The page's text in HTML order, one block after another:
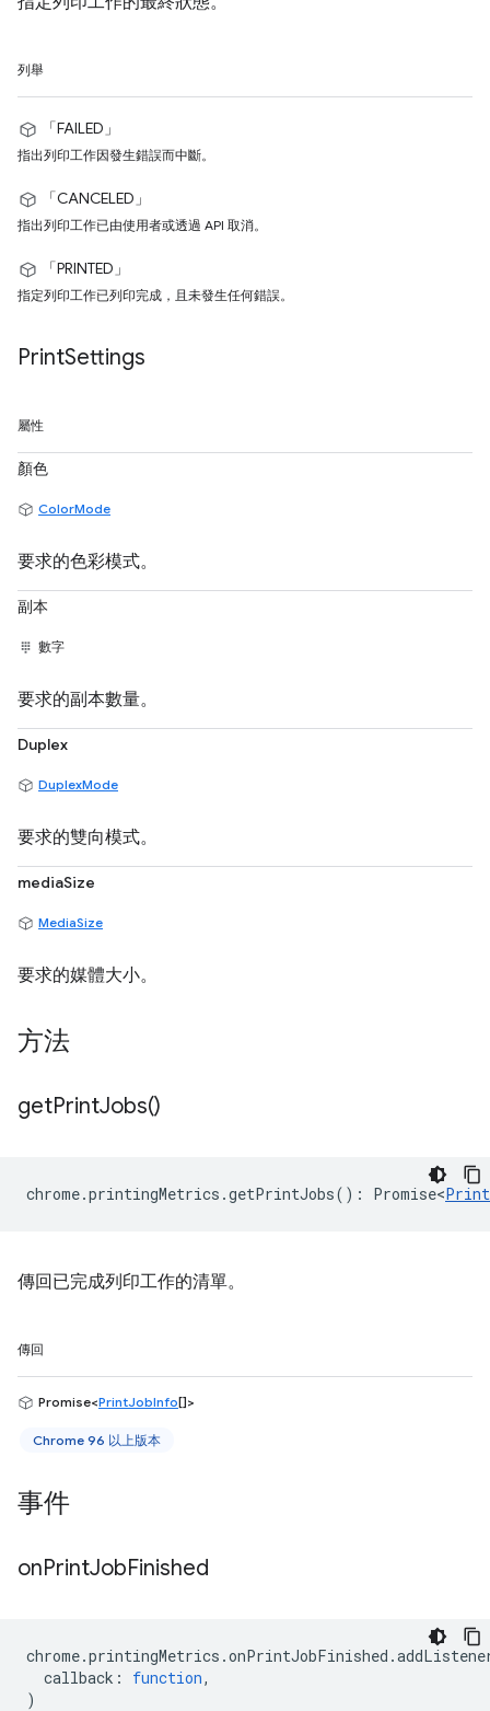
列舉
「FAILED」
指出列印工作因發生錯誤而中斷。
「CANCELED」
指出列印工作已由使用者或透過 API 取消。
「PRINTED」
指定列印工作已列印完成，且未發生任何錯誤。
PrintSettings
屬性
顏色
ColorMode
要求的色彩模式。
副本
數字
要求的副本數量。
Duplex
DuplexMode
要求的雙向模式。
mediaSize
MediaSize
要求的媒體大小。
方法
getPrintJobs()
chrome.printingMetrics .getPrintJobs() : Promise<
傳回已完成列印工作的清單。
傳回
Promise<PrintJobInfo[]>
Chrome 96 以上版本
事件
onPrintJobFinished
chrome.printingMetrics .onPrintJobFinished .
callback : function,
)